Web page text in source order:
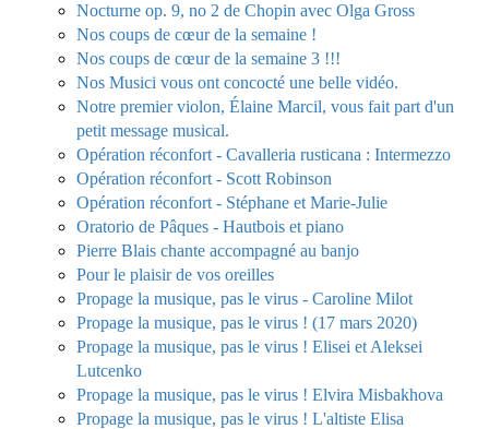
Nocturne op. 9, no 2 de Chopin avec Olga Gross
Nos coups de cœur de la semaine !
Nos coups de cœur de la semaine 3 !!!
Nos Musici vous ont concocté une belle vidéo.
Notre premier violon, Élaine Marcil, vous fait part d'un
petit message musical.
Opération réconfort - Cavalleria rusticana : Intermezzo
Opération réconfort - Scott Robinson
Opération réconfort - Stéphane et Marie-Julie
Oratorio de Pâques - Hautbois et piano
Pierre Blais chante accompagné au banjo
Pour le plaisir de vos oreilles
Propage la musique, pas le virus - Caroline Milot
Propage la musique, pas le virus ! (17 mars 2020)
Propage la musique, pas le virus ! Elisei et Aleksei
Lutcenko
Propage la musique, pas le virus ! Elvira Misbakhova
Propage la musique, pas le virus ! L'altiste Elisa